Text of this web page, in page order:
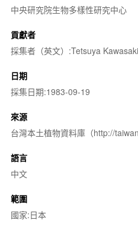
中央研究院生物多樣性研究中心
貢獻者
採集者（英文）:Tetsuya Kawasaki
日期
採集日期:1983-09-19
來源
台灣本土植物資料庫（http://
語言
中文
範圍
國家:日本